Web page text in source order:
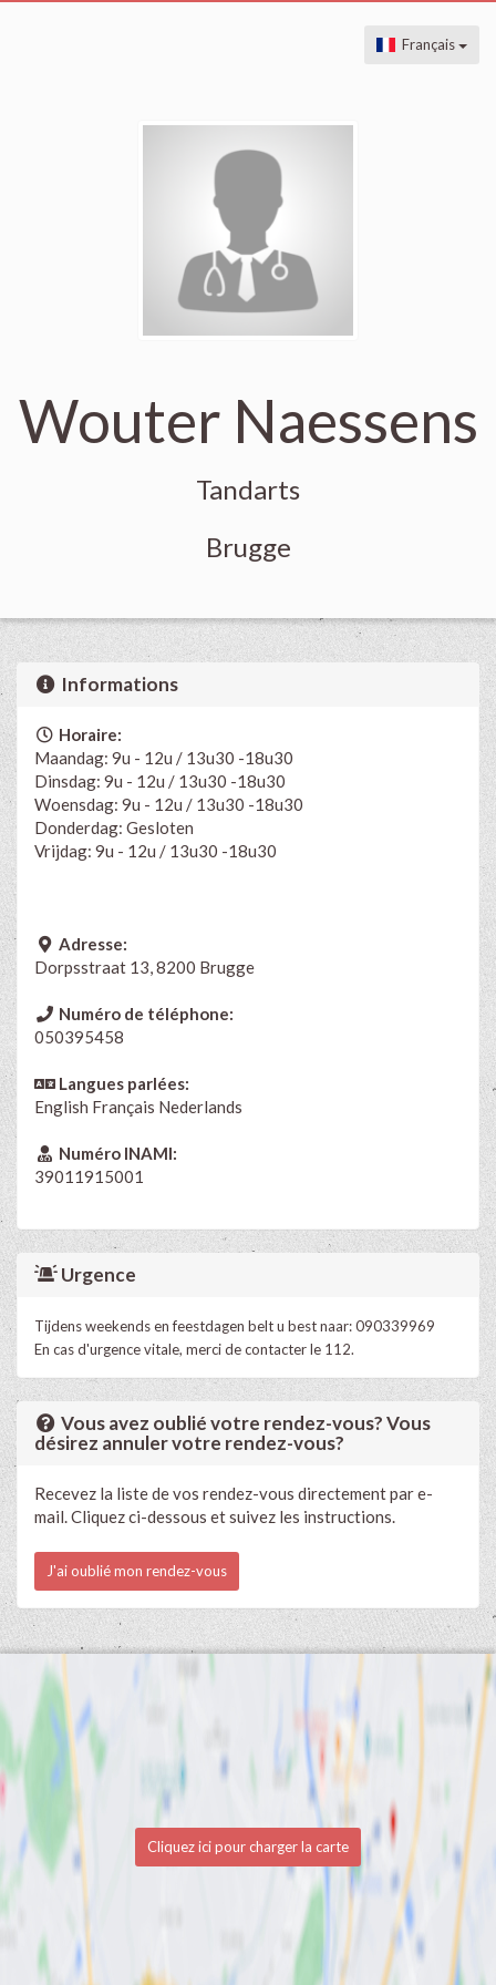
Français
Wouter Naessens
Tandarts
Brugge
Informations
Horaire:
Maandag: 9u - 12u / 13u30 -18u30
Dinsdag: 9u - 12u / 13u30 -18u30
Woensdag: 9u - 12u / 13u30 -18u30
Donderdag: Gesloten
Vrijdag: 9u - 12u / 13u30 -18u30
Adresse:
Dorpsstraat 13, 8200 Brugge
Numéro de téléphone:
050395458
Langues parlées:
English Français Nederlands
Numéro INAMI:
39011915001
Urgence
Tijdens weekends en feestdagen belt u best naar: 090339969
En cas d'urgence vitale, merci de contacter le 112.
Vous avez oublié votre rendez-vous? Vous
désirez annuler votre rendez-vous?
Recevez la liste de vos rendez-vous directement par e-
mail. Cliquez ci-dessous et suivez les instructions.
J'ai oublié mon rendez-vous
Cliquez ici pour charger la carte